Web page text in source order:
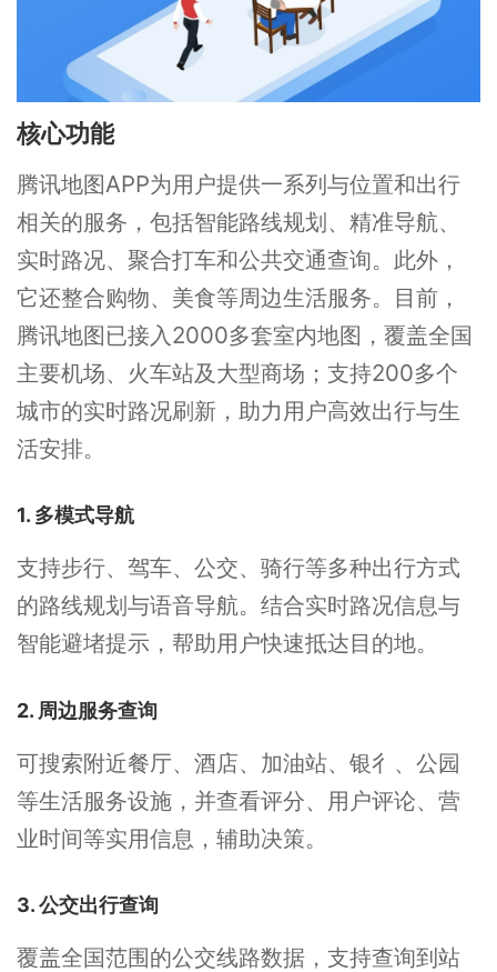
核心功能
腾讯地图APP为用户提供一系列与位置和出行
相关的服务，包括智能路线规划、精准导航、
实时路况、聚合打车和公共交通查询。此外，
它还整合购物、美食等周边生活服务。目前，
腾讯地图已接入2000多套室内地图，覆盖全国
主要机场、火车站及大型商场；支持200多个
城市的实时路况刷新，助力用户高效出行与生
活安排。
1. 多模式导航
支持步行、驾车、公交、骑行等多种出行方式
的路线规划与语音导航。结合实时路况信息与
智能避堵提示，帮助用户快速抵达目的地。
2. 周边服务查询
可搜索附近餐厅、酒店、加油站、银彳、公园
等生活服务设施，并查看评分、用户评论、营
业时间等实用信息，辅助决策。
3. 公交出行查询
覆盖全国范围的公交线路数据，支持查询到站